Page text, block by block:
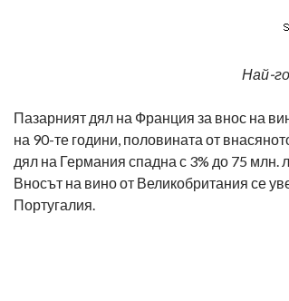
Най-
Пазарният дял на Франция за внос на
на 90-те години, половината от
дял на Германия спадна с 3% до 75 млн.
Вносът на вино от Великобритания се
Португалия.